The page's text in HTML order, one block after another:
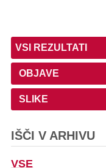
VSI REZULTATI
OBJAVE
SLIKE
IŠČI V ARHIVU
VSE